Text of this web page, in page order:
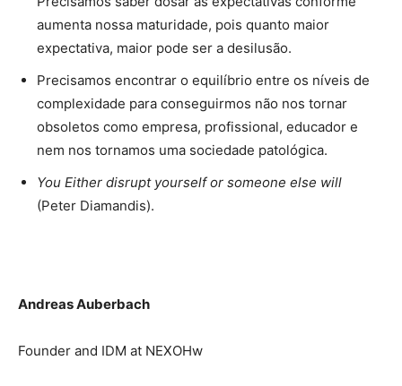
aumenta nossa maturidade, pois quanto maior
expectativa, maior pode ser a desilusão.
Precisamos encontrar o equilíbrio entre os níveis de
complexidade para conseguirmos não nos tornar
obsoletos como empresa, profissional, educador e
nem nos tornamos uma sociedade patológica.
You Either disrupt yourself or someone else will
(Peter Diamandis).
Andreas Auberbach
Founder and IDM at NEXOHw